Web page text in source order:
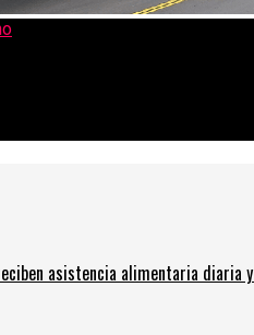
asistencia alimentaria